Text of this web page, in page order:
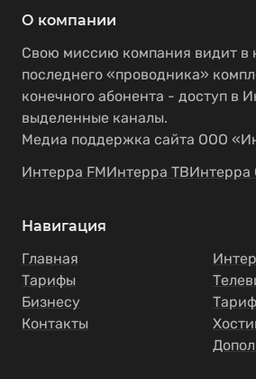
О компании
Свою миссию компания видит в
последнего «проводника»
конечного абонента - доступ в
выделенные каналы.
Медиа поддержка сайта ООО
Интерра FMИнтерра ТВИнтерра
Навигация
Главная
Тарифы
Бизнесу
Контакты